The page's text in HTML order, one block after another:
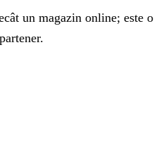
un magazin online; este o